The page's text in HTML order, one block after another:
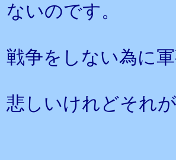
ないのです。
戦争をしない為に
悲しいけれどそれ